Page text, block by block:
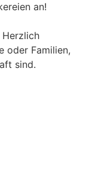
an!
Herzlich
oder Familien,
sind.